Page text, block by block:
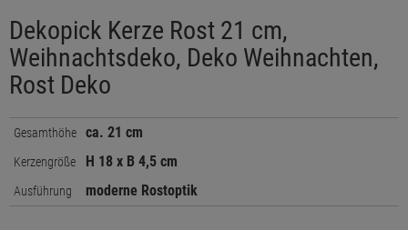
Dekopick Kerze Rost 21 cm,
Weihnachtsdeko, Deko Weihnachten,
Rost Deko
Gesamthöhe ca. 21 cm
Kerzengröße H 18 x B 4,5 cm
Ausführung moderne Rostoptik